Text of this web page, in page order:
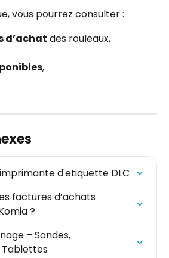
vous pourrez consulter :
d’achat des rouleaux,
,
d'etiquette DLC
factures d’achats
?
– Sondes,